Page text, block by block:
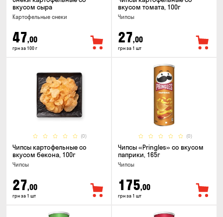
вкусом сыра
Картофельные снеки
47,00
грн за 100 г
вкусом томата, 100г
Чипсы
27,00
грн за 1 шт
(0)
Чипсы картофельные со
вкусом бекона, 100г
Чипсы
27,00
грн за 1 шт
(0)
Чипсы «Pringles» со вкусом
паприки, 165г
Чипсы
175,00
грн за 1 шт